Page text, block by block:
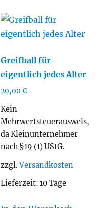
Greifball für
eigentlich jedes Alter
20,00 €
Kein
Mehrwertsteuerausweis,
da Kleinunternehmer
nach §19 (1) UStG.
zzgl.Versandkosten
Lieferzeit: 10 Tage